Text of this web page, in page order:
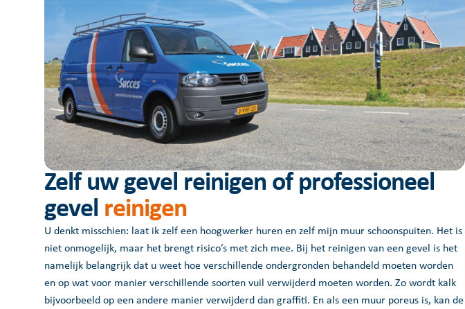
Zelf uw gevel reinigen of professioneel
gevel reinigen
U denkt misschien: laat ik zelf een hoogwerker huren en zelf mijn muur schoonspuiten. Het is
niet onmogelijk, maar het brengt risico’s met zich mee. Bij het reinigen van een gevel is het
namelijk belangrijk dat u weet hoe verschillende ondergronden behandeld moeten worden
en op wat voor manier verschillende soorten vuil verwijderd moeten worden. Zo wordt kalk
bijvoorbeeld op een andere manier verwijderd dan graffiti. En als een muur poreus is, kan de